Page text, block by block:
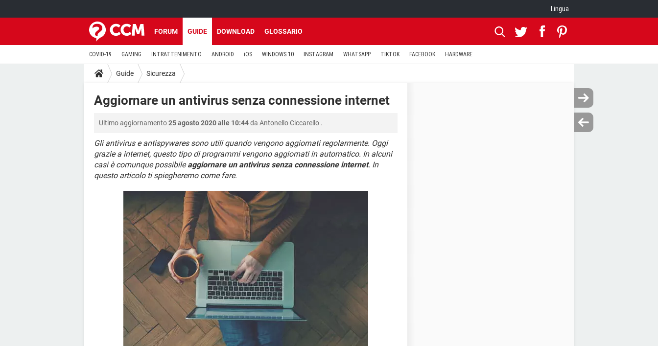
Lingua
FORUM GUIDE DOWNLOAD GLOSSARIO
COVID-19 GAMING INTRATTENIMENTO ANDROID iOS WINDOWS 10 INSTAGRAM WHATSAPP TIKTOK FACEBOOK HARDWARE
Guide Sicurezza
Aggiornare un antivirus senza connessione internet
Ultimo aggiornamento25 agosto 2020 alle 10:44da Antonello Ciccarello .
Gli antivirus e antispywares sono utili quando vengono aggiornati regolarmente. Oggi
grazie a internet, questo tipo di programmi vengono aggiornati in automatico. In alcuni
casi è comunque possibileaggiornare un antivirus senza connessione internet. In
questo articolo ti spiegheremo come fare.